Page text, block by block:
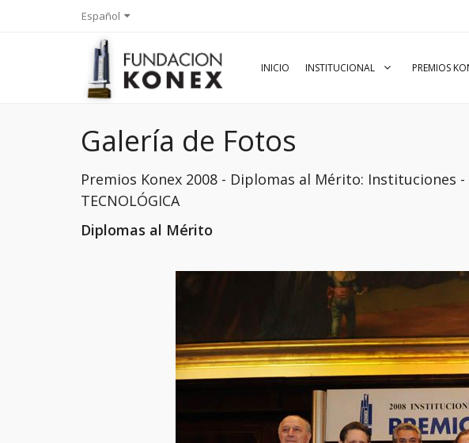
Español
INICIO INSTITUCIONAL PREMIOS
Galería de Fotos
Premios Konex 2008 - Diplomas al Mérito: Instituciones -
TECNOLÓGICA
Diplomas al Mérito